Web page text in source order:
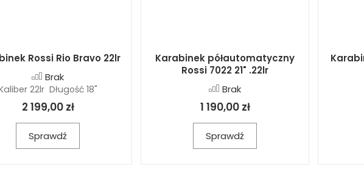
Rossi Rio Bravo 22lr
Brak
22lr Długość 18"
2 199,00 zł
Sprawdź
Karabinek półautomatyczny
Rossi 7022 21" .22lr
Brak
1 190,00 zł
Sprawdź